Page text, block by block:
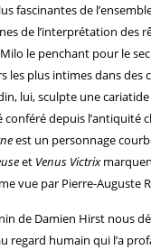
fascinantes de
de l’interprétation des
le penchant pour le
les plus intimes dans des
lui, sculpte une
depuis l’antiquité
est un personnage
et Venus Victrix
vue par Pierre-Auguste
de Damien Hirst nous
regard humain qui l’a